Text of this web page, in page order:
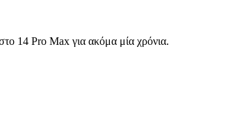
14 Pro Max για ακόμα μία χρόνια.